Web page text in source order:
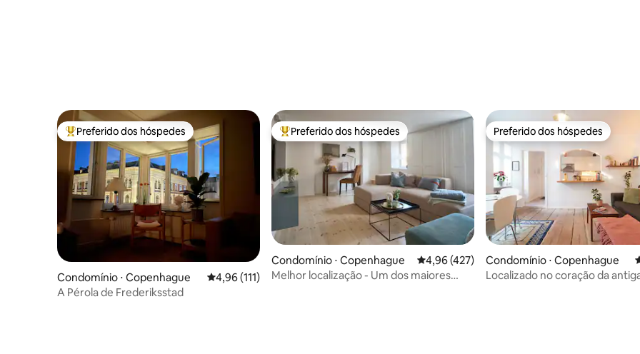
Entre os melhores preferidos dos hóspedes
Preferido dos hóspedes
Condomínio ⋅ Copenhague 4,96 de uma avaliação média de 5, 111 avaliações
4,96 (111)
A Pérola de Frederiksstad
Entre os melhores preferidos dos hóspedes
Preferido dos hóspedes
Condomínio ⋅ Copenhague 4,96 de uma avaliação média de 5, 427
4,96 (427)
Melhor localização - Um dos maiores
Preferido dos hóspedes
Preferido dos hóspedes
Condomínio ⋅ Copenhague
Localizado no coração da